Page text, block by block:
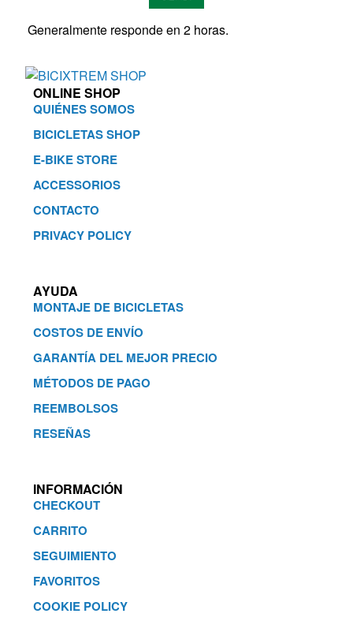
Generalmente responde en 2 horas.
ONLINE SHOP
QUIÉNES SOMOS
BICICLETAS SHOP
E-BIKE STORE
ACCESSORIOS
CONTACTO
PRIVACY POLICY
AYUDA
MONTAJE DE BICICLETAS
COSTOS DE ENVÍO
GARANTÍA DEL MEJOR PRECIO
MÉTODOS DE PAGO
REEMBOLSOS
RESEÑAS
INFORMACIÓN
CHECKOUT
CARRITO
SEGUIMIENTO
FAVORITOS
COOKIE POLICY